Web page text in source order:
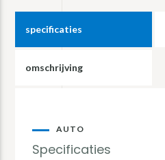
specificaties
omschrijving
AUTO
Specificaties